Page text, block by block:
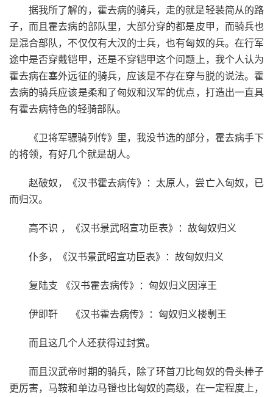
据我所了解的，霍去病的骑兵，走的就是轻装简从的路
子，而且霍去病的部队里，大部分穿的都是皮甲，而骑兵也
是混合部队，不仅仅有大汉的士兵，也有匈奴的兵。在行军
途中是否穿戴铠甲，还是不穿铠甲这个问题上，我个人认为
霍去病在塞外远征的骑兵，应该是不存在穿与脱的说法。霍
去病的骑兵应该是柔和了匈奴和汉军的优点，打造出一直具
有霍去病特色的轻骑部队。
《卫将军骠骑列传》里，我没节选的部分，霍去病手下
的将领，有好几个就是胡人。
赵破奴，《汉书霍去病传》：太原人，尝亡入匈奴，已
而归汉。
高不识 ，《汉书景武昭宣功臣表》：故匈奴归义
仆多，《汉书景武昭宣功臣表》：故匈奴归义
复陆支 《汉书霍去病传》：匈奴归义因淳王
伊即靬 《汉书霍去病传》：匈奴归义楼剸王
而且这几个人还获得过封赏。
而且汉武帝时期的骑兵，除了环首刀比匈奴的骨头棒子
更厉害，马鞍和单边马镫也比匈奴的高级，在一定程度上，